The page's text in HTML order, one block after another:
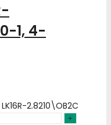
1, 4-
2.8210\OB2C